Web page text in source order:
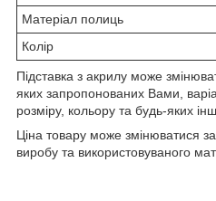
Матеріал полиць
Колір
Підставка з акрилу може
яких запропонованих Вами,
розміру, кольору та будь-яких
Ціна товару може змінюватися
виробу та використовуваного